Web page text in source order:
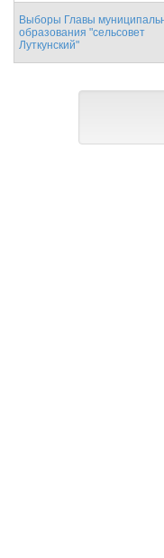
Выборы Главы
образования "сельсовет
Луткунский"